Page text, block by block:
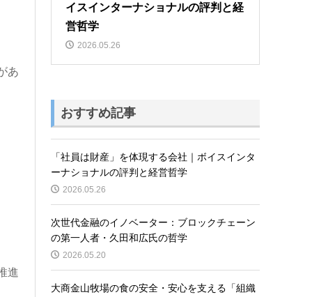
あ
進
イスインターナショナルの評判と経
営哲学
2026.05.26
おすすめ記事
「社員は財産」を体現する会社｜ボイスインタ
ーナショナルの評判と経営哲学
2026.05.26
次世代金融のイノベーター：ブロックチェーン
の第一人者・久田和広氏の哲学
2026.05.20
大商金山牧場の食の安全・安心を支える「組織